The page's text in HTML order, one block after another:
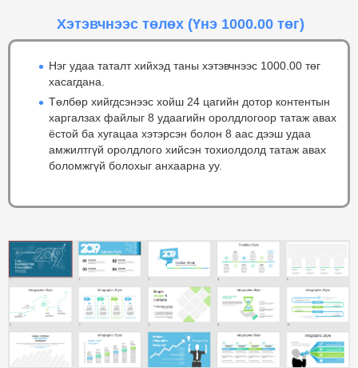
Хэтэвчнээс төлөх (Үнэ 1000.00 төг)
Нэг удаа таталт хийхэд таны хэтэвчнээс 1000.00 төг
хасагдана.
Төлбөр хийгдсэнээс хойш 24 цагийн дотор контентын
харгалзах файлыг 8 удаагийн оролдлогоор татаж авах
ёстой ба хугацаа хэтэрсэн болон 8 аас дээш удаа
амжилтгүй оролдлого хийсэн тохиолдолд татаж авах
боломжгүй болохыг анхаарна уу.